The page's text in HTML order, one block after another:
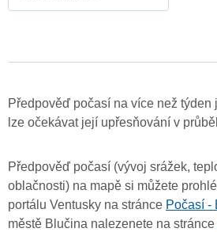
Předpověď počasí na více než týden
lze očekávat její upřesňování v
Předpověď počasí (vývoj srážek,
oblačnosti) na mapě si můžete
portálu Ventusky na stránce Počasí -
městě Blučina nalezenete na stránce